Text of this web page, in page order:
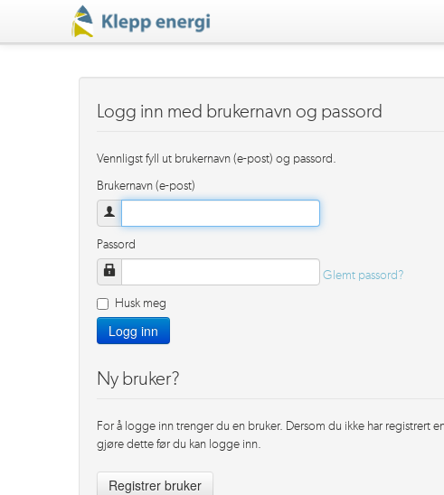
Logg inn med brukernavn og passord
Vennligst fyll ut brukernavn (e-post) og passord.
Brukernavn (e-post)
Passord
Glemt passord?
Husk meg
Logg inn
Ny bruker?
For å logge inn trenger du en bruker. Dersom du ikke har registrert
gjøre dette før du kan logge inn.
Registrer bruker